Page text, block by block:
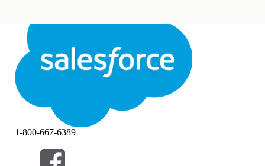
StängStäng
Filter (0)
1-800-667-6389